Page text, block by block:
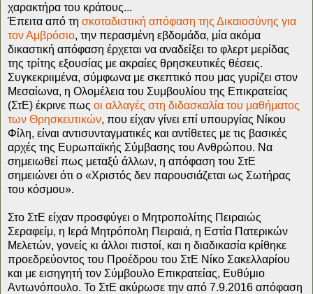
χαρακτήρα του κράτους...
Έπειτα από τη σκοταδιστική απόφαση της Δικαιοσύνης για
τον Αμβρόσιο, την περασμένη εβδομάδα, μία ακόμα
δικαστική απόφαση έρχεται να αναδείξει το φλερτ μερίδας
της τρίτης εξουσίας με ακραίες θρησκευτικές θέσεις.
Συγκεκριιμένα, σύμφωνα με σκεπτικό που μας γυρίζει στον
Μεσαίωνα, η Ολομέλεια του Συμβουλίου της Επικρατείας
(ΣτΕ) έκρινε πως οι αλλαγές στη διδασκαλία του μαθήματος
των Θρησκευτικών, που είχαν γίνει επί υπουργίας Νίκου
Φίλη, είναι αντισυνταγματικές και αντίθετες με τις βασικές
αρχές της Ευρωπαϊκής Σύμβασης του Ανθρώπου. Να
σημειωθεί πως μεταξύ άλλων, η απόφαση του ΣτΕ
σημειώνει ότι ο «Χριστός δεν παρουσιάζεται ως Σωτήρας
του κόσμου».
Στο ΣτΕ είχαν προσφύγει ο Μητροπολίτης Πειραιώς
Σεραφείμ, η Ιερά Μητρόπολη Πειραιά, η Εστία Πατερικών
Μελετών, γονείς κι άλλοι πιστοί, και η διαδικασία κρίθηκε
προεδρεύοντος του Προέδρου του ΣτΕ Νίκο Σακελλαρίου
και με εισηγητή τον Σύμβουλο Επικρατείας, Ευθύμιο
Αντωνόπουλο. Το ΣτΕ ακύρωσε την από 7.9.2016 απόφαση